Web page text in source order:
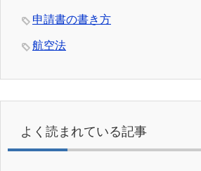
申請書の書き方
航空法
よく読まれている記事